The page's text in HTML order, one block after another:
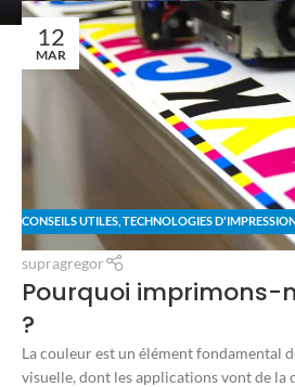
12
MAR
CONSEILS UTILES TECHNOLOGIES
supragregor
Pourquoi imprimons-
?
La couleur est un élément fondamental
visuelle, dont les applications vont de la